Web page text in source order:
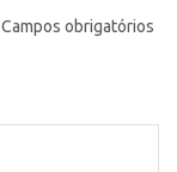
Campos obrigatórios